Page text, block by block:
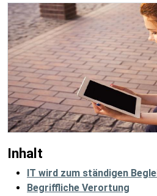
Inhalt
IT wird zum ständigen
Begriffliche Verortung